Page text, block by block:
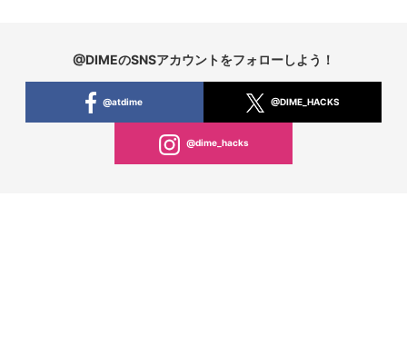
@DIMEのSNSアカウントをフォローしよう！
@atdime @DIME_HACKS
@dime_hacks